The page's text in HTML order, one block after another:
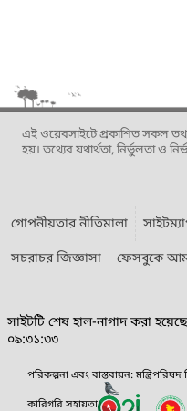
এই ওয়েবসাইটে প্রকাশিত সকল তথ্য
হয়। তথ্যের যথার্থতা, নির্ভুলতা ও
গোপনীয়তার নীতিমালা
সচরাচর জিজ্ঞাসা
ফেসবুকে
সাইটটি শেষ হাল-নাগাদ করা
০৯:৩১:৩৩
পরিকল্পনা এবং বাস্তবায়ন:
কারিগরি সহায়তা